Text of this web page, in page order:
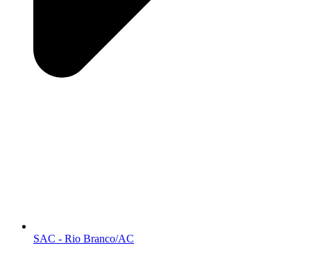
SAC - Rio Branco/AC